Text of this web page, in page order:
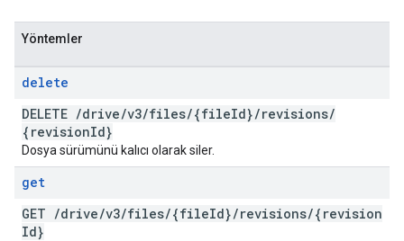
Yöntemler
delete
DELETE /drive/v3/files/{fileId}/revisions/
{revisionId}
Dosya sürümünü kalıcı olarak siler.
get
GET /drive/v3/files/{fileId}/revisions/{revision
Id}